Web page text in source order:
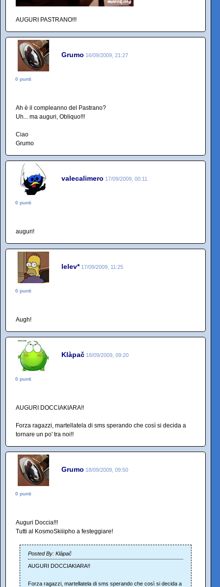
AUGURI PASTRANO!!!
Grumo 16/09/2009, 21:27
0 punti
Ah è il compleanno del Pastrano?
Uh... ma auguri, Obliquo!!!
Ciao
Grumo
valecalimero 17/09/2009, 00:11
0 punti
auguri!
lelev* 17/09/2009, 11:25
0 punti
Augh!
Klàpač 18/09/2009, 09:20
0 punti
AUGURI DOCCIAKIARA!!
Forza ragazzi, martellatela di sms sperando che così si decida a
tornare un po' tra noi!!
Grumo 18/09/2009, 09:50
0 punti
Auguri Doccia!!!
Tutti al KosmoSkiiipho a festeggiare!
Posted By: Klàpač
AUGURI DOCCIAKIARA!!
Forza ragazzi, martellatela di sms sperando che così si decida a